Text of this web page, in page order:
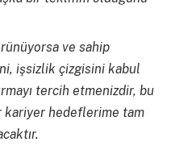
ve sahip
işsizlik çizgisini kabul
tercih etmenizdir, bu
kariyer hedeflerime tam